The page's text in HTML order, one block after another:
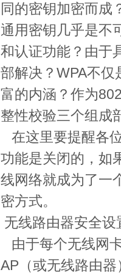
同的密钥加密而成
通用密钥几乎是不
和认证功能？由于
部解决？WPA不
富的内涵？作为
整性校验三个组成
在这里要提醒各
功能是关闭的，如
线网络就成为了一
密方式。
无线路由器安全
由于每个无线网
AP（或无线路由